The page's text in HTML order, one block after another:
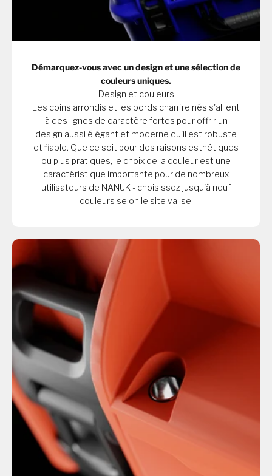
Démarquez-vous avec un design et une sélection de
couleurs uniques.
Design et couleurs
Les coins arrondis et les bords chanfreinés s'allient
à des lignes de caractère fortes pour offrir un
design aussi élégant et moderne qu'il est robuste
et fiable. Que ce soit pour des raisons esthétiques
ou plus pratiques, le choix de la couleur est une
caractéristique importante pour de nombreux
utilisateurs de NANUK - choisissez jusqu'à neuf
couleurs selon le site valise.